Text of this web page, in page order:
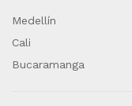
Medellín
Cali
Bucaramanga